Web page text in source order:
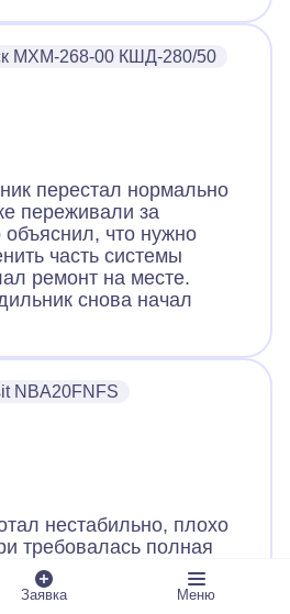
МХМ-268-00 КШД-280/50
перестал нормально
переживали за
что нужно
часть системы
ремонт на месте.
снова начал
NBA20FNFS
нестабильно, плохо
требовалась полная
температурную
обдув и прочистил
Заявка Меню